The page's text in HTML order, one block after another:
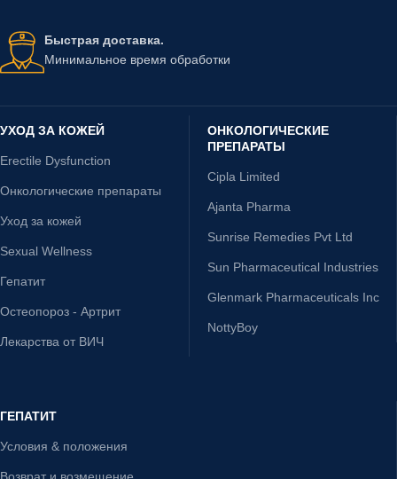
Быстрая доставка.
Минимальное время обработки
УХОД ЗА КОЖЕЙ
Erectile Dysfunction
Онкологические препараты
Уход за кожей
Sexual Wellness
Гепатит
Остеопороз - Артрит
Лекарства от ВИЧ
ОНКОЛОГИЧЕСКИЕ
ПРЕПАРАТЫ
Cipla Limited
Ajanta Pharma
Sunrise Remedies Pvt Ltd
Sun Pharmaceutical Industries
Glenmark Pharmaceuticals Inc
NottyBoy
ГЕПАТИТ
Условия & положения
Возврат и возмещение